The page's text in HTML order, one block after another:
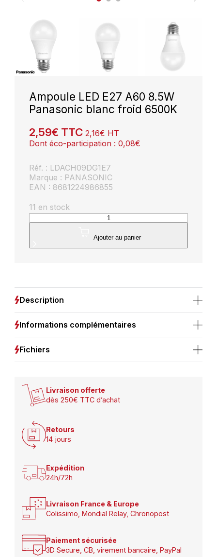
Ampoule LED E27 A60 8.5W
Panasonic blanc froid 6500K
2,59€ TTC 2,16€ HT
Dont éco-participation : 0,08€
Réf. : LDACH09DG1E7
Marque : PANASONIC
EAN : 8681224986855
11 en stock
quantité
de
LED
Panasonic
blanc
froid
6500K
Ajouter au panier
Description
Informations complémentaires
Fichiers
Livraison offerte
dès 250€ TTC d’achat
Retours
14 jours
Expédition
24h/72h
Livraison France & Europe
Colissimo, Mondial Relay, Chronopost
Paiement sécurisée
3D Secure, CB, virement bancaire, PayPal